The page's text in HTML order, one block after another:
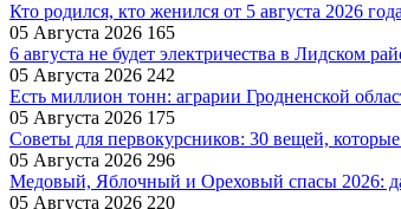
Кто родился, кто женился от 5 августа 2026 года
05 Августа 2026 165
6 августа не будет электричества в Лидском
05 Августа 2026 242
Есть миллион тонн: аграрии Гродненской
05 Августа 2026 175
Советы для первокурсников: 30 вещей,
05 Августа 2026 296
Медовый, Яблочный и Ореховый спасы 2026:
05 Августа 2026 220